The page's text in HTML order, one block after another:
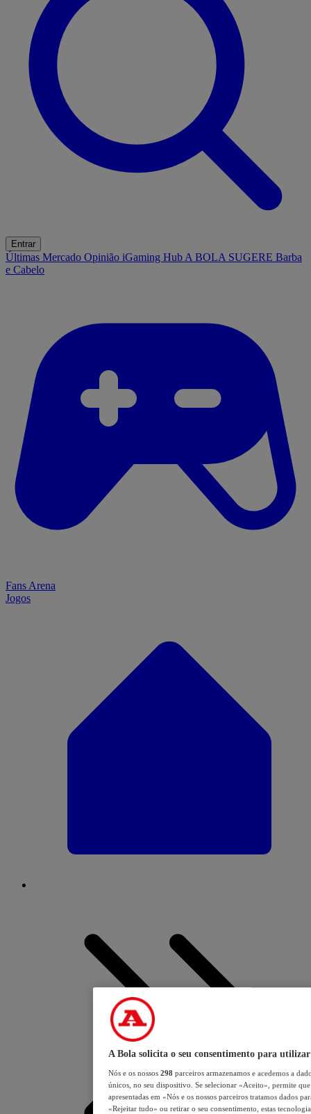
Entrar
Últimas Mercado Opinião iGaming Hub A BOLA SUGERE Barba
e Cabelo
Fans Arena
Jogos
A Bola solicita o seu consentimento para utilizar
Nós e os nossos 298 parceiros armazenamos e acedemos a
únicos, no seu dispositivo. Se selecionar «Aceito», permite
apresentadas em «Nós e os nossos parceiros tratamos dados
«Rejeitar tudo» ou retirar o seu consentimento, estas